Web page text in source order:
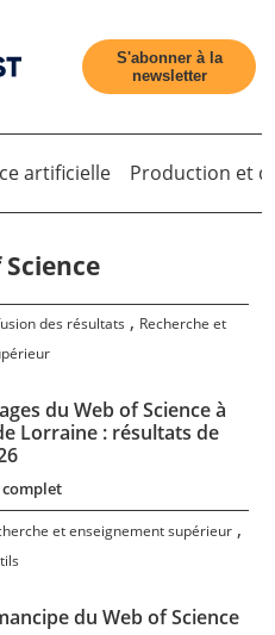
S'abonner à la
newsletter
artificielle Production et
des résultats , Recherche et
du Web of Science à
Lorraine : résultats de
et enseignement supérieur ,
du Web of Science